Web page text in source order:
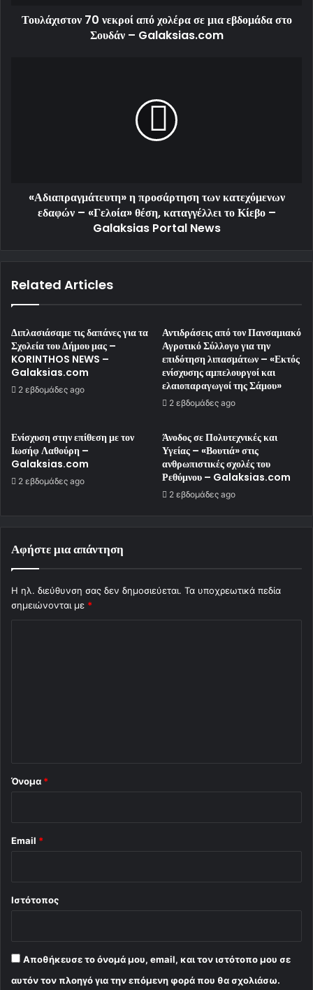
Τουλάχιστον 70 νεκροί από χολέρα σε μια εβδομάδα στο
Σουδάν – Galaksias.com
«Αδιαπραγμάτευτη» η προσάρτηση των κατεχόμενων
εδαφών – «Γελοία» θέση, καταγγέλλει το Κίεβο –
Galaksias Portal News
Related Articles
Διπλασιάσαμε τις δαπάνες για τα
Σχολεία του Δήμου μας –
KORINTHOS NEWS –
Galaksias.com
2 εβδομάδες ago
Αντιδράσεις από τον Πανσαμιακό
Αγροτικό Σύλλογο για την
επιδότηση λιπασμάτων – «Εκτός
ενίσχυσης αμπελουργοί και
ελαιοπαραγωγοί της Σάμου»
2 εβδομάδες ago
Ενίσχυση στην επίθεση με τον
Ιωσήφ Λαθούρη –
Galaksias.com
2 εβδομάδες ago
Άνοδος σε Πολυτεχνικές και
Υγείας – «Βουτιά» στις
ανθρωπιστικές σχολές του
Ρεθύμνου – Galaksias.com
2 εβδομάδες ago
Αφήστε μια απάντηση
Η ηλ. διεύθυνση σας δεν δημοσιεύεται. Τα υποχρεωτικά πεδία
σημειώνονται με *
Όνομα *
Email *
Ιστότοπος
Αποθήκευσε το όνομά μου, email, και τον ιστότοπο μου σε
αυτόν τον πλοηγό για την επόμενη φορά που θα σχολιάσω.